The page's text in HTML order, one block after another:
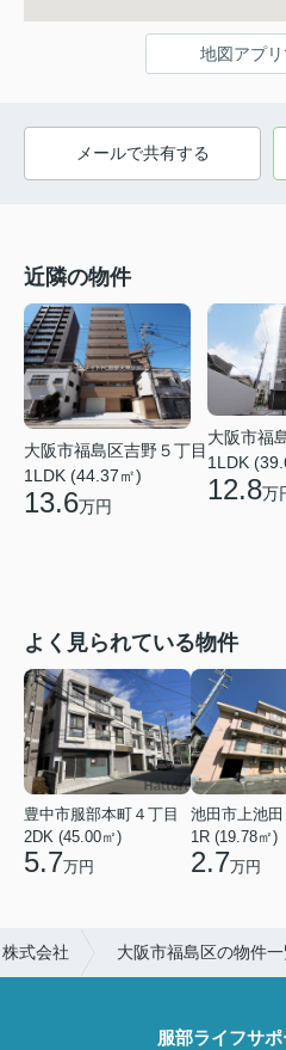
地図アプリ
メールで共有する
近隣の物件
大阪市福島区吉野５丁目
1LDK (44.37㎡)
13.6万円
大阪市福
1LDK
12.8万
よく見られている物件
豊中市服部本町４丁目
2DK (45.00㎡)
5.7万円
池田市上池田
1R (19.78㎡)
2.7万円
式会社 大阪市福島区の物件
服部ライフサ